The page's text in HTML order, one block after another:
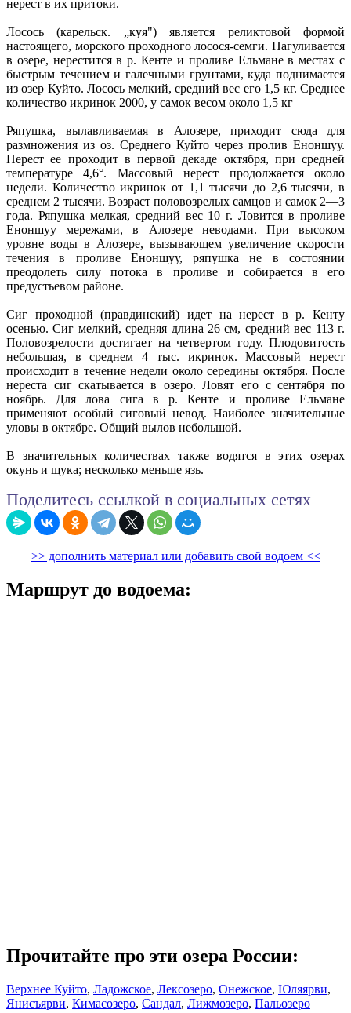
нерест в их притоки.
Лосось (карельск. „куя") является реликтовой формой
настоящего, морского проходного лосося-семги. Нагуливается
в озере, нерестится в р. Кенте и проливе Ельмане в местах с
быстрым течением и галечными грунтами, куда поднимается
из озер Куйто. Лосось мелкий, средний вес его 1,5 кг. Среднее
количество икринок 2000, у самок весом около 1,5 кг
Ряпушка, вылавливаемая в Алозере, приходит сюда для
размножения из оз. Среднего Куйто через пролив Еноншуу.
Нерест ее проходит в первой декаде октября, при средней
температуре 4,6°. Массовый нерест продолжается около
недели. Количество икринок от 1,1 тысячи до 2,6 тысячи, в
среднем 2 тысячи. Возраст половозрелых самцов и самок 2—3
года. Ряпушка мелкая, средний вес 10 г. Ловится в проливе
Еноншуу мережами, в Алозере неводами. При высоком
уровне воды в Алозере, вызывающем увеличение скорости
течения в проливе Еноншуу, ряпушка не в состоянии
преодолеть силу потока в проливе и собирается в его
предустьевом районе.
Сиг проходной (правдинский) идет на нерест в р. Кенту
осенью. Сиг мелкий, средняя длина 26 см, средний вес 113 г.
Половозрелости достигает на четвертом году. Плодовитость
небольшая, в среднем 4 тыс. икринок. Массовый нерест
происходит в течение недели около середины октября. После
нереста сиг скатывается в озеро. Ловят его с сентября по
ноябрь. Для лова сига в р. Кенте и проливе Ельмане
применяют особый сиговый невод. Наиболее значительные
уловы в октябре. Общий вылов небольшой.
В значительных количествах также водятся в этих озерах
окунь и щука; несколько меньше язь.
Поделитесь ссылкой в социальных сетях
>> дополнить материал или добавить свой водоем <<
Маршрут до водоема:
Прочитайте про эти озера России:
Верхнее Куйто, Ладожское, Лексозеро, Онежское, Юляярви,
Янисъярви, Кимасозеро, Сандал, Лижмозеро, Пальозеро